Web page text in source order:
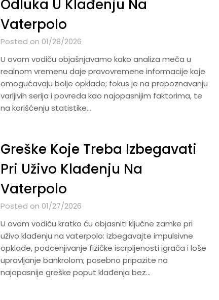
Odluka U Klađenju Na
Vaterpolo
Posted on 01/28/2026
U ovom vodiču objašnjavamo kako analiza meča u
realnom vremenu daje pravovremene informacije koje
omogućavaju bolje opklade; fokus je na prepoznavanju
varljivih serija i povreda kao najopasnijim faktorima, te
na korišćenju statistike…
Greške Koje Treba Izbegavati
Pri Uživo Klađenju Na
Vaterpolo
Posted on 01/27/2026
U ovom vodiču kratko ću objasniti ključne zamke pri
uživo klađenju na vaterpolo: izbegavajte impulsivne
opklade, podcenjivanje fizičke iscrpljenosti igrača i loše
upravljanje bankrolom; posebno pripazite na
najopasnije greške poput klađenja bez…